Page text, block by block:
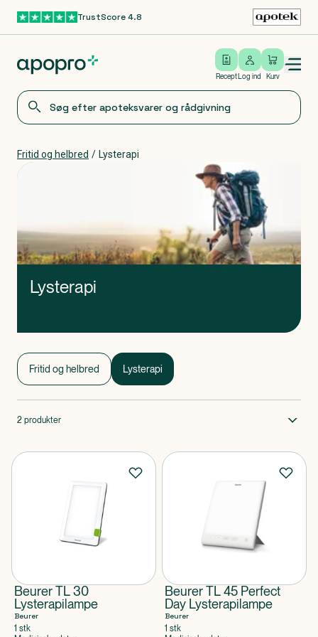
Gå til hovedindholdTrustScore 4.8
Recept
Log ind
Log ind Kurv
Open/close menu
Fritid og helbred / Lysterapi
Lysterapi
Lysterapi
Fritid og helbred Lysterapi
Lysterapi 1 af 0
2 produkter
Beurer TL 30
Lysterapilampe
Beurer
1 stk
Beurer TL 45 Perfect
Day Lysterapilampe
Beurer
1 stk